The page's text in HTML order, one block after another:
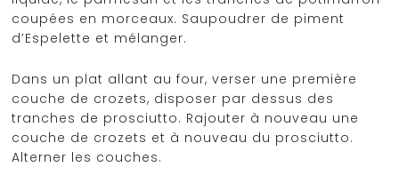
coupées en morceaux. Saupoudrer de piment
d’Espelette et mélanger.
Dans un plat allant au four, verser une première
couche de crozets, disposer par dessus des
tranches de prosciutto. Rajouter à nouveau une
couche de crozets et à nouveau du prosciutto.
Alterner les couches.